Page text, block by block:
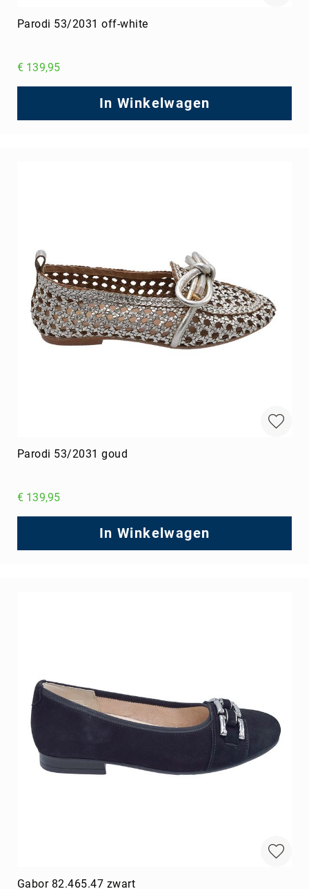
Parodi 53/2031 off-white
€ 139,95
In Winkelwagen
Parodi 53/2031 goud
€ 139,95
In Winkelwagen
Gabor 82.465.47 zwart